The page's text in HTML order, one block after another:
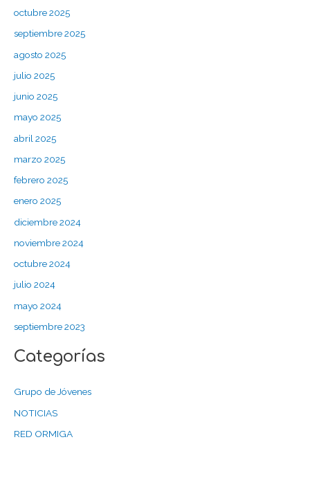
octubre 2025
septiembre 2025
agosto 2025
julio 2025
junio 2025
mayo 2025
abril 2025
marzo 2025
febrero 2025
enero 2025
diciembre 2024
noviembre 2024
octubre 2024
julio 2024
mayo 2024
septiembre 2023
Categorías
Grupo de Jóvenes
NOTICIAS
RED ORMIGA